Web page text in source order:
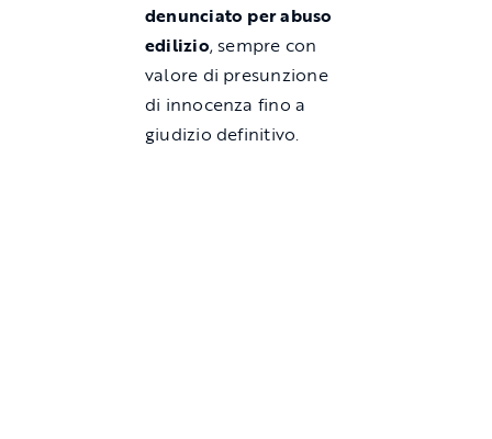
denunciato per abuso
edilizio, sempre con
valore di presunzione
di innocenza fino a
giudizio definitivo.